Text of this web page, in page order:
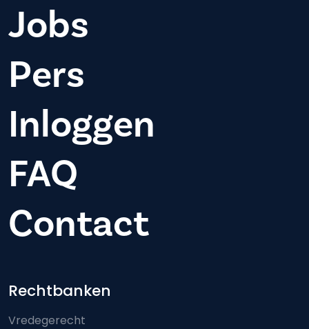
Jobs
Pers
Inloggen
FAQ
Contact
Footer-menu
Rechtbanken
Vredegerecht